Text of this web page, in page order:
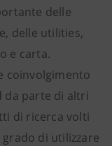
delle
delle utilities,
e carta.
coinvolgimento
da parte di altri
di ricerca volti
di utilizzare